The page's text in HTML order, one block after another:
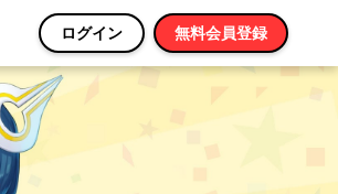
ログイン 無料会員登録